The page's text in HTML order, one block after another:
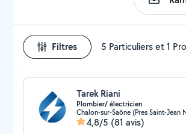
Filtres 5 Particuliers et 1
Tarek Riani
Plombier/ électricien
4,8/5 (81 avis)